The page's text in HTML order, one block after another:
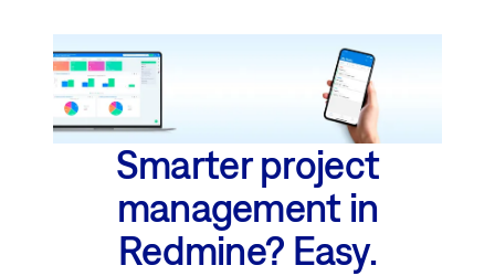
Smarter project
management in
Redmine? Easy.